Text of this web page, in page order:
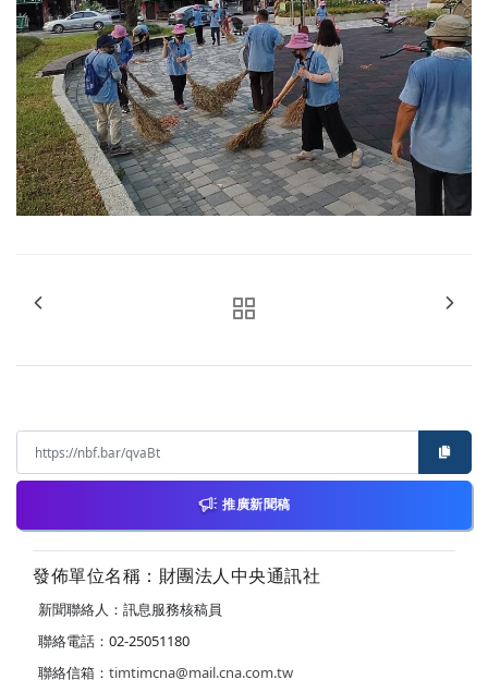
推廣新聞稿
發佈單位名稱：財團法人中央通訊社
新聞聯絡人：訊息服務核稿員
聯絡電話：02-25051180
聯絡信箱： timtimcna@mail.cna.com.tw